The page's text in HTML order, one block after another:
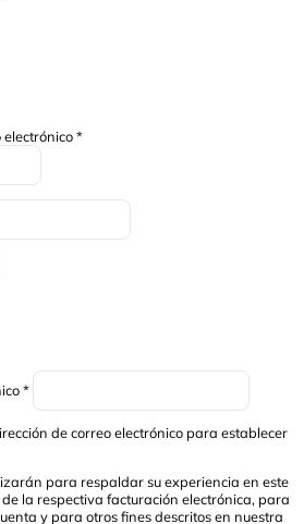
electrónico*Obligatorio
*
Obligatorio
de correo electrónico para establecer
para respaldar su experiencia en este
la respectiva facturación electrónica, para
y para otros fines descritos en nuestra